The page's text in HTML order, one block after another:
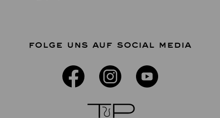
FOLGE UNS AUF SOCIAL MEDIA